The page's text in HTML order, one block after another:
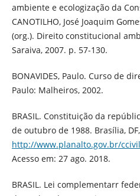
ambiente e ecologização da
CANOTILHO, José Joaquim
(org.). Direito constitucional
Saraiva, 2007. p. 57-130.
BONAVIDES, Paulo. Curso de
Paulo: Malheiros, 2002.
BRASIL. Constituição da
de outubro de 1988. Brasília,
http://www.planalto.gov.br/
Acesso em: 27 ago. 2018.
BRASIL. Lei complementarr